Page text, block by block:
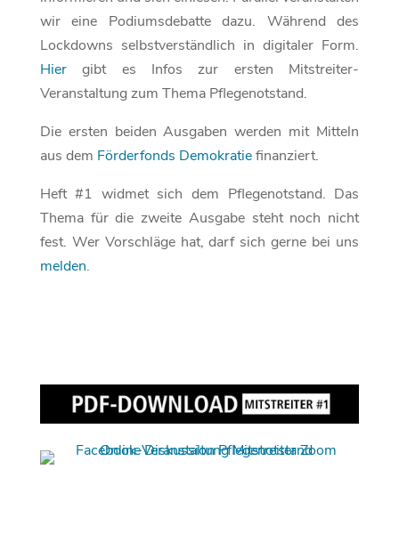
wir eine Podiumsdebatte dazu. Während des
Lockdowns selbstverständlich in digitaler Form.
Hiergibt es Infos zur ersten Mitstreiter-
Veranstaltung zum Thema Pflegenotstand.
Die ersten beiden Ausgaben werden mit Mitteln
aus dem Förderfonds Demokratiefinanziert.
Heft #1 widmet sich dem Pflegenotstand. Das
Thema für die zweite Ausgabe steht noch nicht
fest. Wer Vorschläge hat, darf sich gerne bei uns
melden.